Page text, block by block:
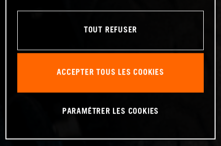
TOUT REFUSER
ACCEPTER TOUS LES COOKIES
PARAMÉTRER LES COOKIES